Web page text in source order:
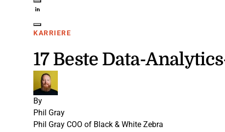
Share on Twitter
KARRIERE
17 Beste Data-
By
Phil Gray
Phil Gray COO of Black & White Zebra